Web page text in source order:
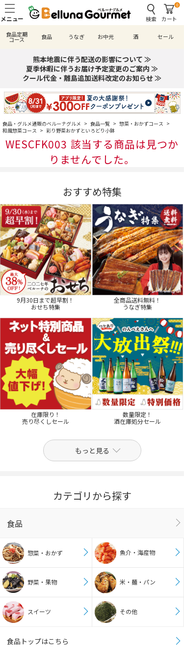
検索
0
カート
食品定期
コース 食品 うなぎ お中元 酒 セール
熊本地震に伴う配送の影響について ≫
夏季休暇に伴うお届け予定変更のご案内 ≫
クール代金・離島追加送料改定のお知らせ ≫
食品・グルメ通販のベルーナグルメ > 食品一覧 > 惣菜・おかずコース >
和風惣菜コース > 彩り野菜おかずといろどり小鉢
WESCFK003 該当する商品は見つか
りませんでした。
おすすめ特集
9月30日まで超早割！
おせち特集
全商品送料無料！
うなぎ特集
在庫限り！
売り尽くしセール
数量限定！
酒在庫処分セール
もっと見る
カテゴリから探す
食品
惣菜・おかず 魚介・海産物
野菜・果物 米・麺・パン
スイーツ その他
食品トップはこちら